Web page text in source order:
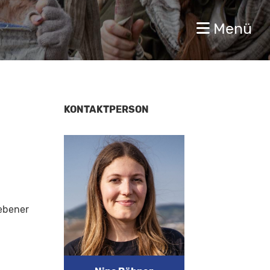
Menü
KONTAKTPERSON